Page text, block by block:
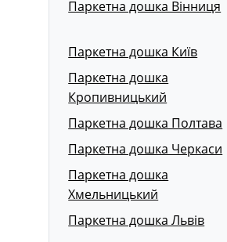
Паркетна дошка Вінниця
Паркетна дошка Київ
Паркетна дошка
Кропивницький
Паркетна дошка Полтава
Паркетна дошка Черкаси
Паркетна дошка
Хмельницький
Паркетна дошка Львів